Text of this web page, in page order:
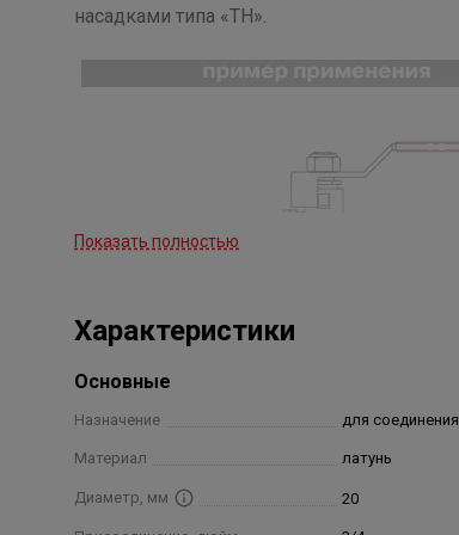
насадками типа «ТН».
Показать полностью
Характеристики
Основные
Назначение для соединения
Материал латунь
Диаметр, мм 20